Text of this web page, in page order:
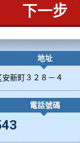
下一步
地址
新町３２８－４
電話號碼